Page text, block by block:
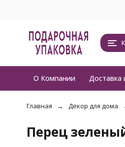
О Компании Доставка
Главная Декор для дома
Перец